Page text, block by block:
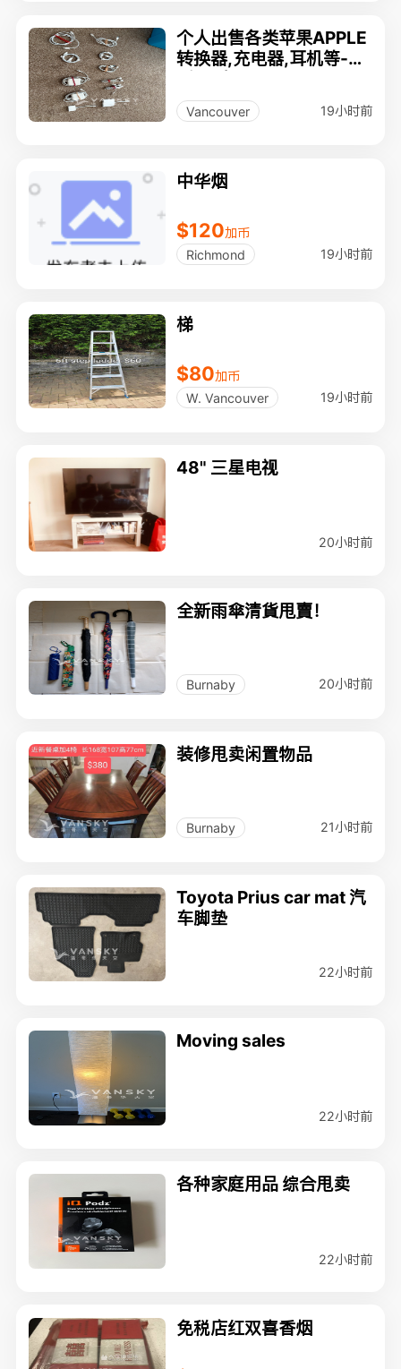
个人出售各类苹果APPLE
转换器,充电器,耳机等-加
Vancouver 19小时前
中华烟
$120加币
Richmond
19小时前
梯
$80加币
W. Vancouver
19小时前
48" 三星电视
20小时前
全新雨傘清貨甩賣！
Burnaby 20小时前
装修甩卖闲置物品
Burnaby 21小时前
Toyota Prius car mat 汽
车脚垫
22小时前
Moving sales
22小时前
各种家庭用品 综合甩卖
22小时前
免税店红双喜香烟